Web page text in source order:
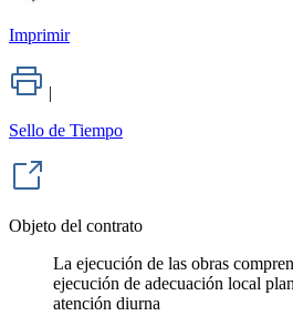
Imprimir
|
Sello de Tiempo
Objeto del contrato
La ejecución de las obras
ejecución de adecuación local
atención diurna